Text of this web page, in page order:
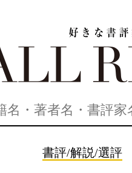
書評/解説/選評